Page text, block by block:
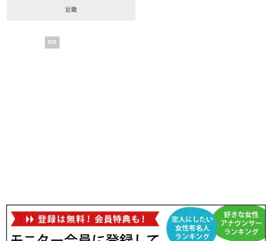
近畿
PR